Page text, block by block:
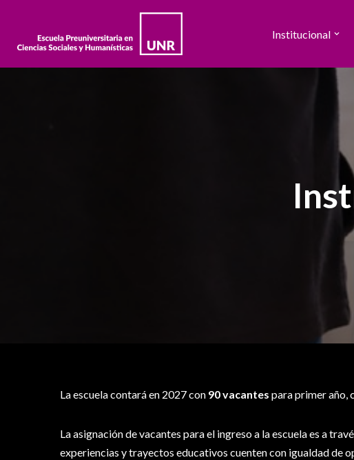
Institucional
La escuela contará en 2027 con 90 vacantes para primer año,
La asignación de vacantes para el ingreso a la escuela es a
experiencias y trayectos educativos cuenten con igualdad de